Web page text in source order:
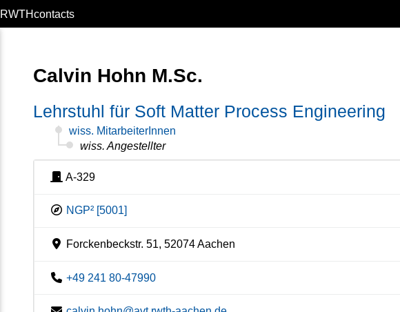
RWTHcontacts
Calvin Hohn M.Sc.
Lehrstuhl für Soft Matter Process Engineering
wiss. MitarbeiterInnen
wiss. Angestellter
A-329
NGP² [5001]
Forckenbeckstr. 51, 52074 Aachen
+49 241 80-47990